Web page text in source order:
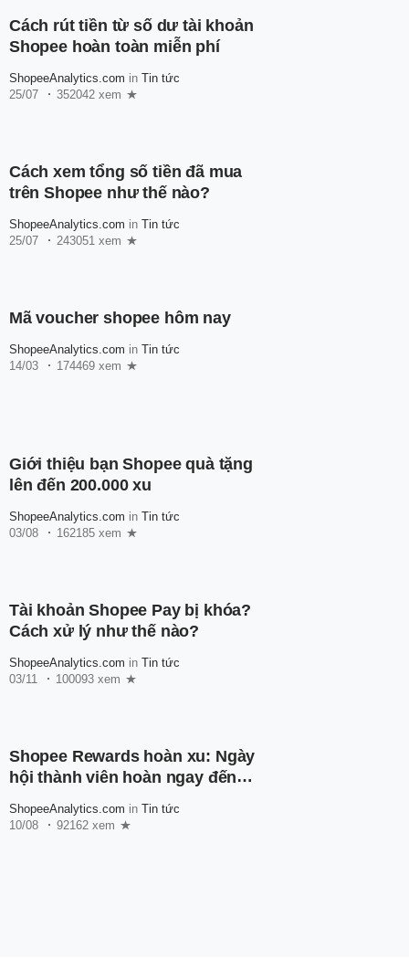
Cách rút tiền từ số dư tài khoản
Shopee hoàn toàn miễn phí
ShopeeAnalytics.com in Tin tức
25/07
352042 xem
Cách xem tổng số tiền đã mua
trên Shopee như thế nào?
ShopeeAnalytics.com in Tin tức
25/07
243051 xem
Mã voucher shopee hôm nay
ShopeeAnalytics.com in Tin tức
14/03
174469 xem
Giới thiệu bạn Shopee quà tặng
lên đến 200.000 xu
ShopeeAnalytics.com in Tin tức
03/08
162185 xem
Tài khoản Shopee Pay bị khóa?
Cách xử lý như thế nào?
ShopeeAnalytics.com in Tin tức
03/11
100093 xem
Shopee Rewards hoàn xu: Ngày
hội thành viên hoàn ngay đến
ShopeeAnalytics.com in Tin tức
10/08
92162 xem